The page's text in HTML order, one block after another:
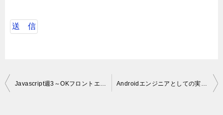
投
Javascript週3～OKフロントエンドエンジニア募集 Androidエンジニアとしての実務経験がある方は大歓迎